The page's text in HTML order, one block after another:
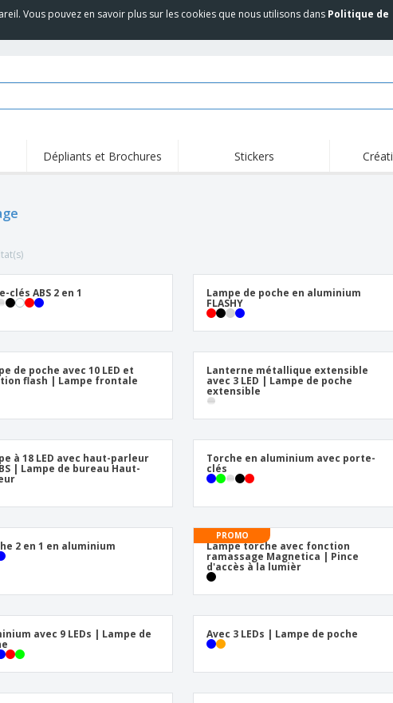
Vous pouvez en savoir plus sur les cookies que nous utilisons dans Politique de
Dépliants et Brochures Stickers
clés ABS 2 en 1 Lampe de poche en aluminium
FLASHY
de poche avec 10 LED et
flash | Lampe frontale
Lanterne métallique extensible
avec 3 LED | Lampe de poche
extensible
à 18 LED avec haut-parleur
| Lampe de bureau Haut-
Torche en aluminium avec porte-
clés
2 en 1 en aluminium
PROMO
Lampe torche avec fonction
ramassage Magnetica | Pince
d'accès à la lumièr
avec 9 LEDs | Lampe de Avec 3 LEDs | Lampe de poche